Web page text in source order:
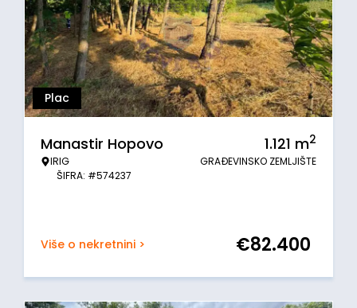
Plac
Manastir Hopovo
IRIG
ŠIFRA: #574237
1.121 m2
GRAĐEVINSKO ZEMLJIŠTE
Više o nekretnini > €82.400